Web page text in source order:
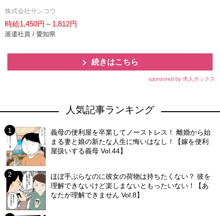
株式会社サンコウ
時給1,450円～1,812円
派遣社員 / 愛知県
続きはこちら
sponsored by 求人ボックス
人気記事ランキング
義母の便利屋を卒業してノーストレス！ 離婚から始
まる妻と娘の新たな人生に悔いはなし！【嫁を便利
屋扱いする義母 Vol.44】
ほぼ手ぶらなのに彼女の荷物は持ちたくない？ 彼を
理解できないけど楽しまないともったいない！【あ
なたが理解できません Vol.8】